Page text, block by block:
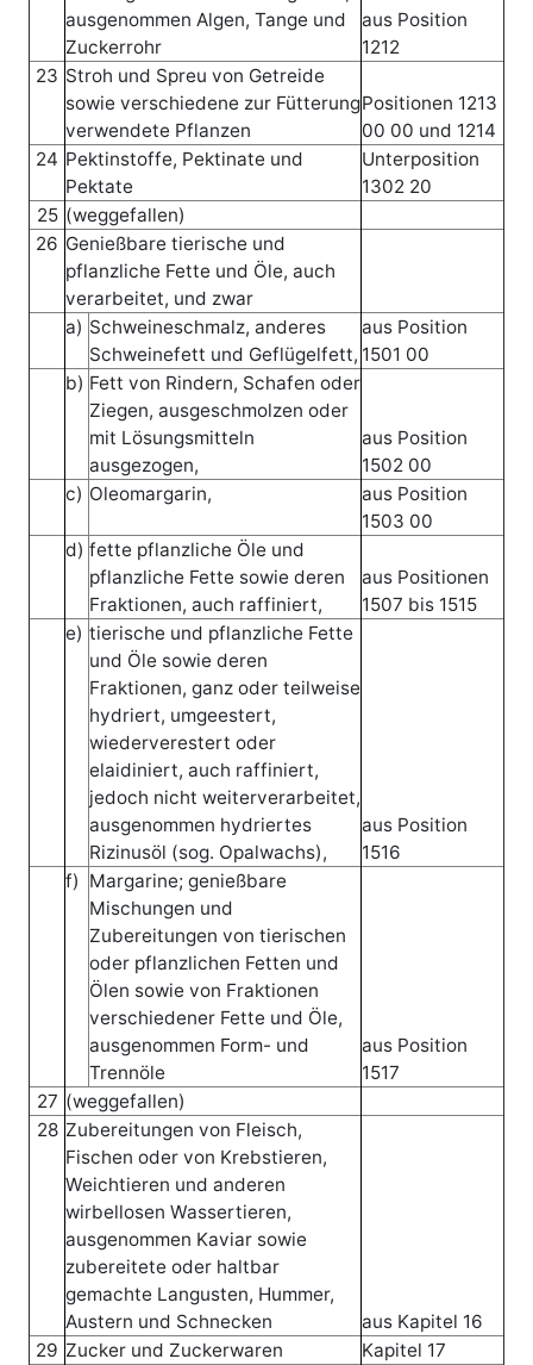
ausgenommen Algen, Tange und
Zuckerrohr
aus Position
1212
23 Stroh und Spreu von Getreide
sowie verschiedene zur Fütterung
verwendete Pflanzen
Positionen 1213
00 00 und 1214
24 Pektinstoffe, Pektinate und
Pektate
Unterposition
1302 20
25 (weggefallen)
26 Genießbare tierische und
pflanzliche Fette und Öle, auch
verarbeitet, und zwar
a) Schweineschmalz, anderes
Schweinefett und Geflügelfett,
aus Position
1501 00
b) Fett von Rindern, Schafen oder
Ziegen, ausgeschmolzen oder
mit Lösungsmitteln
ausgezogen,
aus Position
1502 00
c) Oleomargarin,
aus Position
1503 00
d) fette pflanzliche Öle und
pflanzliche Fette sowie deren
Fraktionen, auch raffiniert,
aus Positionen
1507 bis 1515
e) tierische und pflanzliche Fette
und Öle sowie deren
Fraktionen, ganz oder teilweise
hydriert, umgeestert,
wiederverestert oder
elaidiniert, auch raffiniert,
jedoch nicht weiterverarbeitet,
ausgenommen hydriertes
Rizinusöl (sog. Opalwachs),
aus Position
1516
f) Margarine; genießbare
Mischungen und
Zubereitungen von tierischen
oder pflanzlichen Fetten und
Ölen sowie von Fraktionen
verschiedener Fette und Öle,
ausgenommen Form- und
Trennöle
aus Position
1517
27 (weggefallen)
28 Zubereitungen von Fleisch,
Fischen oder von Krebstieren,
Weichtieren und anderen
wirbellosen Wassertieren,
ausgenommen Kaviar sowie
zubereitete oder haltbar
gemachte Langusten, Hummer,
Austern und Schnecken
aus Kapitel 16
29 Zucker und Zuckerwaren
Kapitel 17